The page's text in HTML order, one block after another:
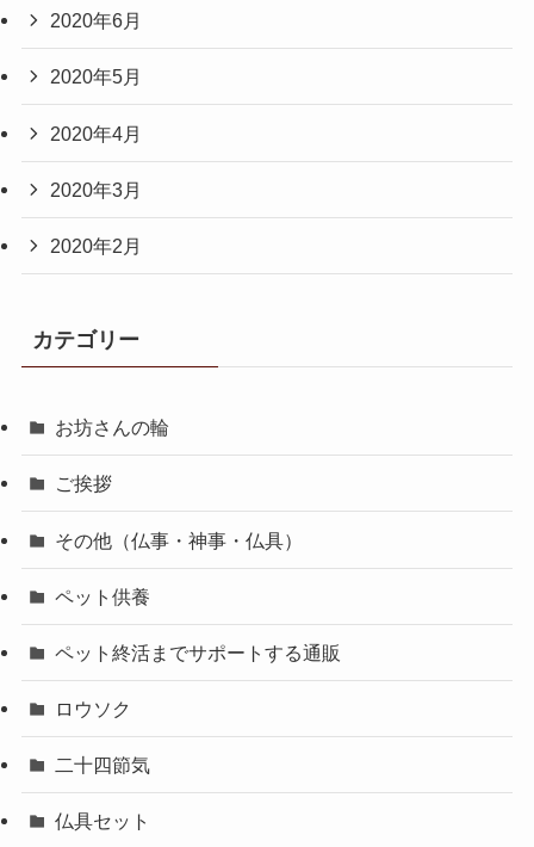
2020年6月
2020年5月
2020年4月
2020年3月
2020年2月
カテゴリー
お坊さんの輪
ご挨拶
その他（仏事・神事・仏具）
ペット供養
ペット終活までサポートする通販
ロウソク
二十四節気
仏具セット